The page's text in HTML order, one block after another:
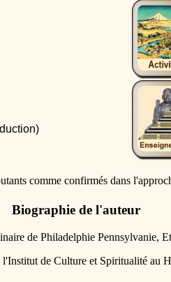
)
comme confirmés dans
Biographie de l'auteur
de Philadelphie Pennsylvanie,
de Culture et Spiritualité au